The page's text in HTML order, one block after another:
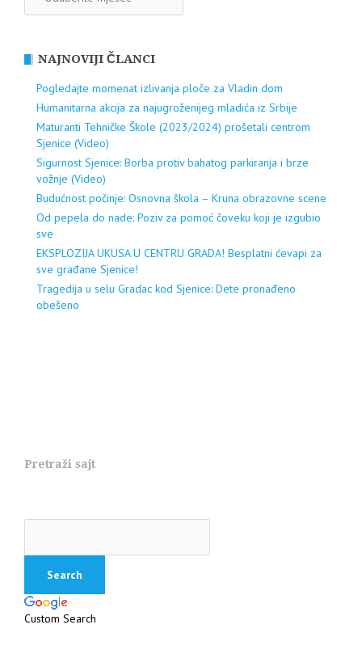
NAJNOVIJI ČLANCI
Pogledajte momenat izlivanja ploče za Vladin dom
Humanitarna akcija za najugroženijeg mladića iz Srbije
Maturanti Tehničke Škole (2023/2024) prošetali centrom
Sjenice (Video)
Sigurnost Sjenice: Borba protiv bahatog parkiranja i brze
vožnje (Video)
Budućnost počinje: Osnovna škola – Kruna obrazovne scene
Od pepela do nade: Poziv za pomoć čoveku koji je izgubio
sve
EKSPLOZIJA UKUSA U CENTRU GRADA! Besplatni ćevapi za
sve građane Sjenice!
Tragedija u selu Gradac kod Sjenice: Dete pronađeno
obešeno
Pretraži sajt
Custom Search